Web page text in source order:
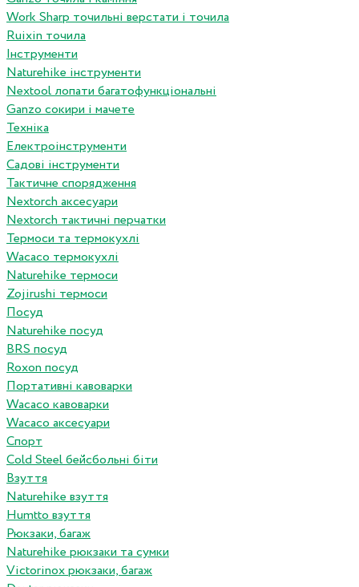
Work Sharp точильні верстати і точила
Ruixin точила
Інструменти
Naturehike інструменти
Nextool лопати багатофункціональні
Ganzo сокири і мачете
Техніка
Електроінструменти
Садові інструменти
Тактичне спорядження
Nextorch аксесуари
Nextorch тактичні перчатки
Термоси та термокухлі
Wacaco термокухлі
Naturehike термоси
Zojirushi термоси
Посуд
Naturehike посуд
BRS посуд
Roxon посуд
Портативні кавоварки
Wacaco кавоварки
Wacaco аксесуари
Спорт
Cold Steel бейсбольні біти
Взуття
Naturehike взуття
Humtto взуття
Рюкзаки, багаж
Naturehike рюкзаки та сумки
Victorinox рюкзаки, багаж